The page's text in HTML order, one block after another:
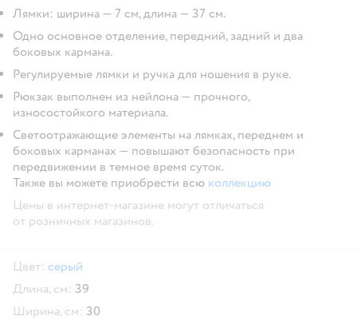
Лямки: ширина — 7 см, длина — 37 см.
Одно основное отделение, передний, задний и два
боковых кармана.
Регулируемые лямки и ручка для ношения в руке.
Рюкзак выполнен из нейлона — прочного,
износостойкого материала.
Светоотражающие элементы на лямках, переднем и
боковых карманах — повышают безопасность при
передвижении в темное время суток.
Также вы можете приобрести всю коллекцию
Цены в интернет-магазине могут отличаться
от розничных магазинов.
Цвет: серый
Длина, см: 39
Ширина, см: 30